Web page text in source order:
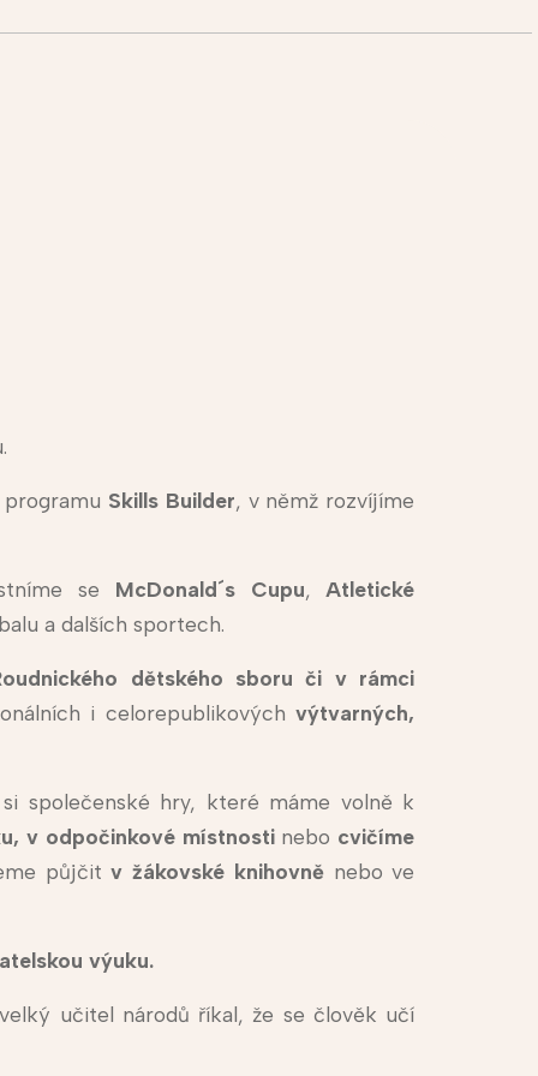
Skills Builder, v němž rozvíjíme
se McDonald´s Cupu,Atletické
a dalších sportech.
dětského sboru či v rámci
i celorepublikovýchvýtvarných,
společenské hry, které máme volně k
v odpočinkové místnosti nebo cvičíme
půjčitv žákovské knihovněnebo ve
výuku.
učitel národů říkal, že se člověk učí